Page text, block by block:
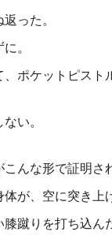
った。
。
、ポケットピスト
い。
んな形で証明さ
体が、空に突き上
蹴りを打ち込ん